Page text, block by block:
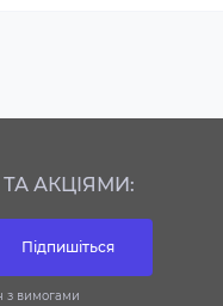
АКЦІЯМИ:
Підпишіться
з вимогами